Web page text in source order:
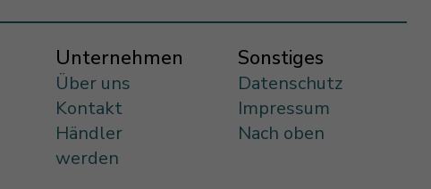
Unternehmen
Über uns
Kontakt
Händler
werden
Sonstiges
Datenschutz
Impressum
Nach oben